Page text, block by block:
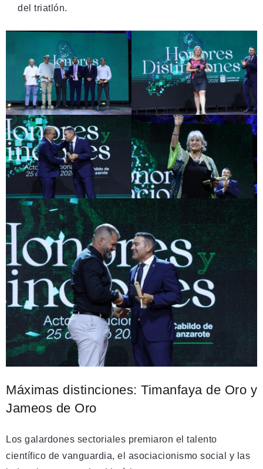
del triatlón.
Máximas distinciones: Timanfaya de Oro y
Jameos de Oro
Los galardones sectoriales premiaron el talento
científico de vanguardia, el asociacionismo social y las